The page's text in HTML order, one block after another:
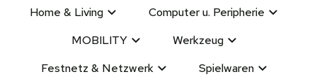
Home & Living
Computer u. Peripherie
MOBILITY
Werkzeug
Festnetz & Netzwerk
Spielwaren